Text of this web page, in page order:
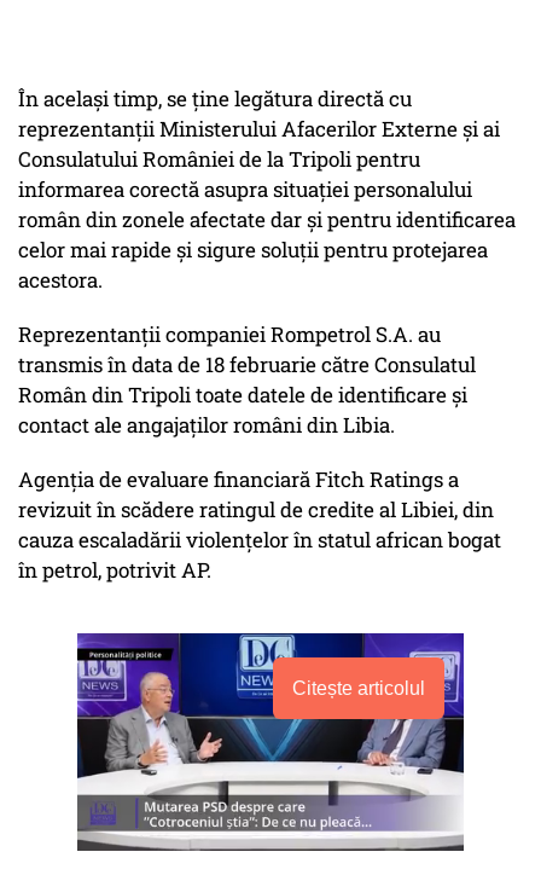
În acelaşi timp, se ţine legătura directă cu
reprezentanţii Ministerului Afacerilor Externe şi ai
Consulatului României de la Tripoli pentru
informarea corectă asupra situaţiei personalului
român din zonele afectate dar şi pentru identificarea
celor mai rapide şi sigure soluţii pentru protejarea
acestora.
Reprezentanţii companiei Rompetrol S.A. au
transmis în data de 18 februarie către Consulatul
Român din Tripoli toate datele de identificare şi
contact ale angajaţilor români din Libia.
Agenţia de evaluare financiară Fitch Ratings a
revizuit în scădere ratingul de credite al Libiei, din
cauza escaladării violenţelor în statul african bogat
în petrol, potrivit AP.
Citește articolul